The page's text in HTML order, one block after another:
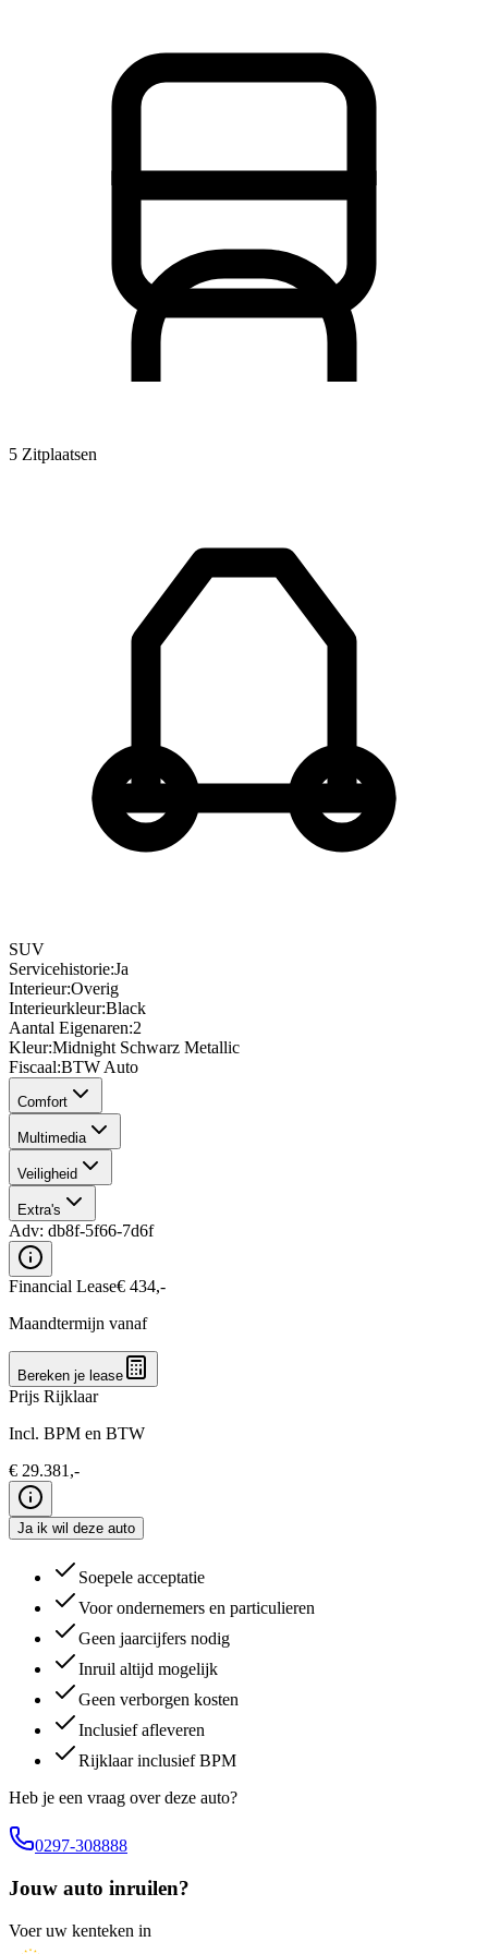
5 Zitplaatsen
SUV
Servicehistorie:Ja
Interieur:Overig
Interieurkleur:Black
Aantal Eigenaren:2
Kleur:Midnight Schwarz Metallic
Fiscaal:BTW Auto
Comfort
Multimedia
Veiligheid
Extra's
Adv: db8f-5f66-7d6f
Financial Lease€ 434,-
Maandtermijn vanaf
Bereken je lease
Prijs Rijklaar
Incl. BPM en BTW
€ 29.381 ,-
Ja ik wil deze auto
Soepele acceptatie
Voor ondernemers en particulieren
Geen jaarcijfers nodig
Inruil altijd mogelijk
Geen verborgen kosten
Inclusief afleveren
Rijklaar inclusief BPM
Heb je een vraag over deze auto?
0297-308888
Jouw auto inruilen?
Voer uw kenteken in